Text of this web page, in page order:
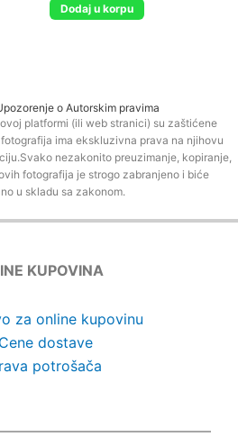
Dodaj u korpu
o Autorskim pravima
platformi (ili web stranici) su zaštićene
ima ekskluzivna prava na njihovu
nezakonito preuzimanje, kopiranje,
fotografija je strogo zabranjeno i biće
u skladu sa zakonom.
KUPOVINA
za online kupovinu
Cene dostave
potrošača